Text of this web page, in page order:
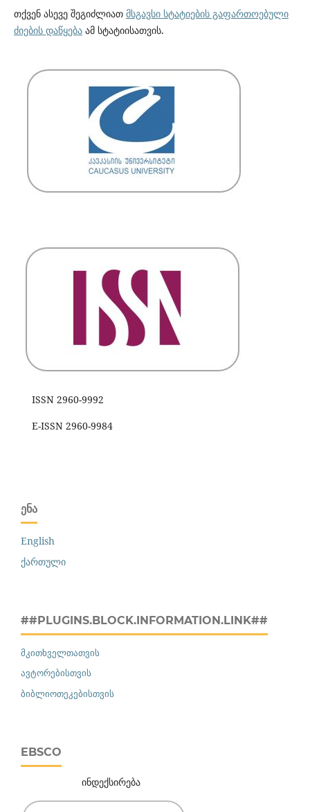
თქვენ ასევე შეგიძლიათ მსგავსი სტატიების გაფართოებული
ძიების დაწყებაამ სტატიისათვის.
ISSN 2960-9992
E-ISSN 2960-9984
ᲔᲜᲐ
English
ქართული
##PLUGINS.BLOCK.INFORMATION.LINK##
მკითხველთათვის
ავტორებისთვის
ბიბლიოთეკებისთვის
EBSCO
ინდექსირება